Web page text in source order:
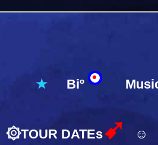
★ Biº
۞TOUR DATEs➹ ☺